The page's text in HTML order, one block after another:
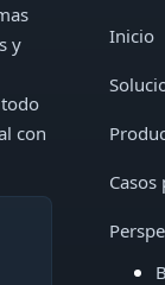
y
con
Inicio
Casos